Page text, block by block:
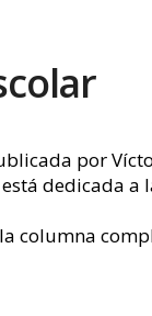
por
dedicada
columna